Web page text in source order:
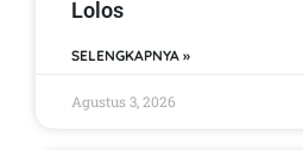
Lolos
SELENGKAPNYA »
Agustus 3, 2026